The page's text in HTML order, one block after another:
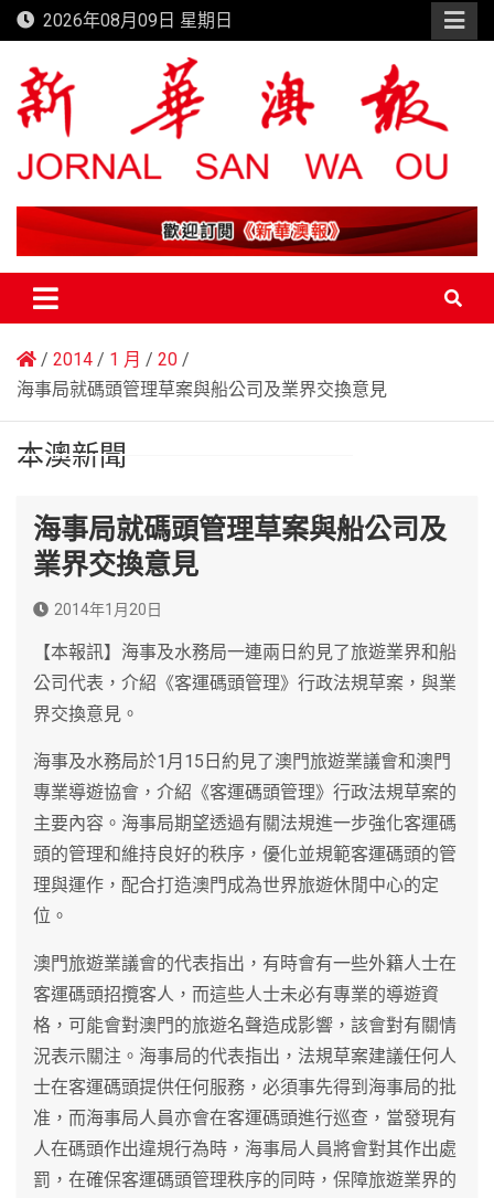
Skip
to
content
2026年08月09日 星期日
新華澳報
2014 1 月
20
海事局就碼頭管理草案與船公司及業界交換意見
本澳新聞
海事局就碼頭管理草案與船公司及
業界交換意見
2014年1月20日
【本報訊】海事及水務局一連兩日約見了旅遊業界和船
公司代表，介紹《客運碼頭管理》行政法規草案，與業
界交換意見。
海事及水務局於1月15日約見了澳門旅遊業議會和澳門
專業導遊協會，介紹《客運碼頭管理》行政法規草案的
主要內容。海事局期望透過有關法規進一步強化客運碼
頭的管理和維持良好的秩序，優化並規範客運碼頭的管
理與運作，配合打造澳門成為世界旅遊休閒中心的定
位。
澳門旅遊業議會的代表指出，有時會有一些外籍人士在
客運碼頭招攬客人，而這些人士未必有專業的導遊資
格，可能會對澳門的旅遊名聲造成影響，該會對有關情
況表示關注。海事局的代表指出，法規草案建議任何人
士在客運碼頭提供任何服務，必須事先得到海事局的批
准，而海事局人員亦會在客運碼頭進行巡查，當發現有
人在碼頭作出違規行為時，海事局人員將會對其作出處
罰，在確保客運碼頭管理秩序的同時，保障旅遊業界的